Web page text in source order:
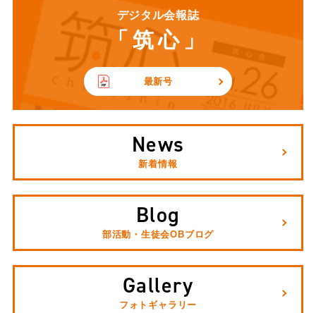
デジタル会報誌
「筑心」
最新号
News
新着情報
Blog
部活動・生徒会OBブログ
Gallery
フォトギャラリー